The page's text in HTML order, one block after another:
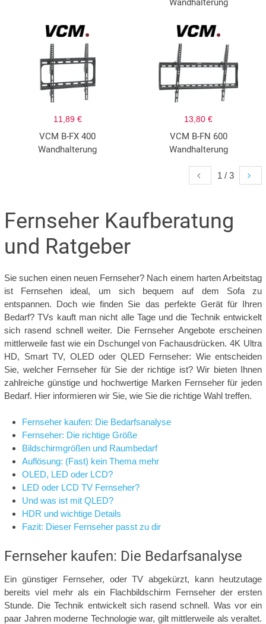
Wandhalterung
11,89 €
VCM B-FX 400
Wandhalterung
13,80 €
VCM B-FN 600
Wandhalterung
1 / 3
Fernseher Kaufberatung
und Ratgeber
Sie suchen einen neuen Fernseher? Nach einem harten Arbeitstag
ist Fernsehen ideal, um sich bequem auf dem Sofa zu
entspannen. Doch wie finden Sie das perfekte Gerät für Ihren
Bedarf? TVs kauft man nicht alle Tage und die Technik entwickelt
sich rasend schnell weiter. Die Fernseher Angebote erscheinen
mittlerweile fast wie ein Dschungel von Fachausdrücken. 4K Ultra
HD, Smart TV, OLED oder QLED Fernseher: Wie entscheiden
Sie, welcher Fernseher für Sie der richtige ist? Wir bieten Ihnen
zahlreiche günstige und hochwertige Marken Fernseher für jeden
Bedarf. Hier informieren wir Sie, wie Sie die richtige Wahl treffen.
Fernseher kaufen: Die Bedarfsanalyse
Fernseher: Die richtige Größe
Bildschirmgrößen und Raumbedarf
Auflösung: (Fast) kein Thema mehr
OLED, LED oder LCD?
LED oder LCD TV Fernseher?
Und was ist mit QLED?
HDR und wichtige Details
Fazit: Dieser Fernseher passt zu dir
Fernseher kaufen: Die Bedarfsanalyse
Ein günstiger Fernseher, oder TV abgekürzt, kann heutzutage
bereits viel mehr als ein Flachbildschirm Fernseher der ersten
Stunde. Die Technik entwickelt sich rasend schnell. Was vor ein
paar Jahren moderne Technologie war, gilt mittlerweile als veraltet.